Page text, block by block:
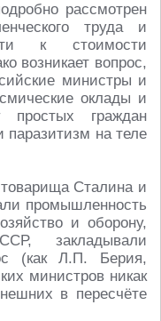
рассмотрен
труда и
к стоимости
возникает вопрос,
министры и
оклады и
простых граждан
паразитизм на теле
Сталина и
промышленность
и оборону,
закладывали
(как Л.П. Берия,
министров никак
в пересчёте